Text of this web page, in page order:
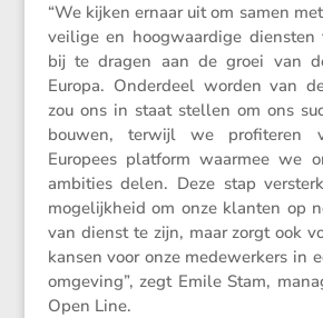
“We kijken ernaar uit om samen
veilige en hoogwaar­dige
bij te dragen aan de groei van
Europa. Onder­deel worden van
zou ons in staat stellen om ons
bouwen, terwijl we profi­teren
Europees platform waarmee we
ambities delen. Deze stap
mogelijk­heid om onze klanten op
van dienst te zijn, maar zorgt ook
kansen voor onze medewer­kers in
omgeving”, zegt Emile Stam,
Open Line.